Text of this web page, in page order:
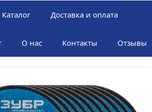
Каталог Доставка и оплата
О нас Контакты Отзывы